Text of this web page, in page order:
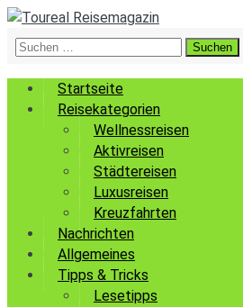
Suchen
Startseite
Reisekategorien
Wellnessreisen
Aktivreisen
Städtereisen
Luxusreisen
Kreuzfahrten
Nachrichten
Allgemeines
Tipps & Tricks
Lesetipps